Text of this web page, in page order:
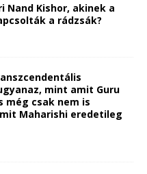
Nand Kishor, akinek a
a rádzsák?
mint amit Guru
még csak nem is
Maharishi eredetileg